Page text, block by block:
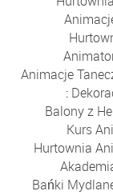
Animacje
:
Balony z
Kurs
Hurtownia
Bańki